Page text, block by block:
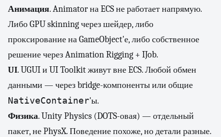
Анимация. Animator на ECS не работает напрямую.
Либо GPU skinning через шейдер, либо
проксирование на GameObject'е, либо собственное
решение через Animation Rigging + IJob.
UI. UGUI и UI Toolkit живут вне ECS. Любой обмен
данными — через bridge-компоненты или общие
NativeContainer'ы.
Физика. Unity Physics (DOTS-овая) — отдельный
пакет, не PhysX. Поведение похоже, но детали разные.